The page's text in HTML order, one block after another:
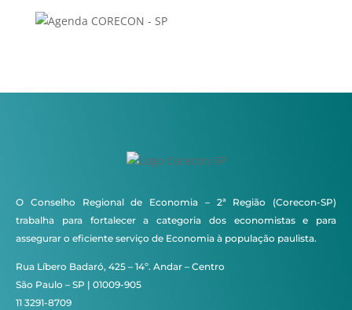
O Conselho Regional de Economia – 2ª Região (Corecon-SP)
trabalha para fortalecer a categoria dos economistas e para
assegurar o eficiente serviço de Economia à população paulista.
Rua Líbero Badaró, 425 – 14º. Andar – Centro
São Paulo – SP | 01009-905
11 3291-8709